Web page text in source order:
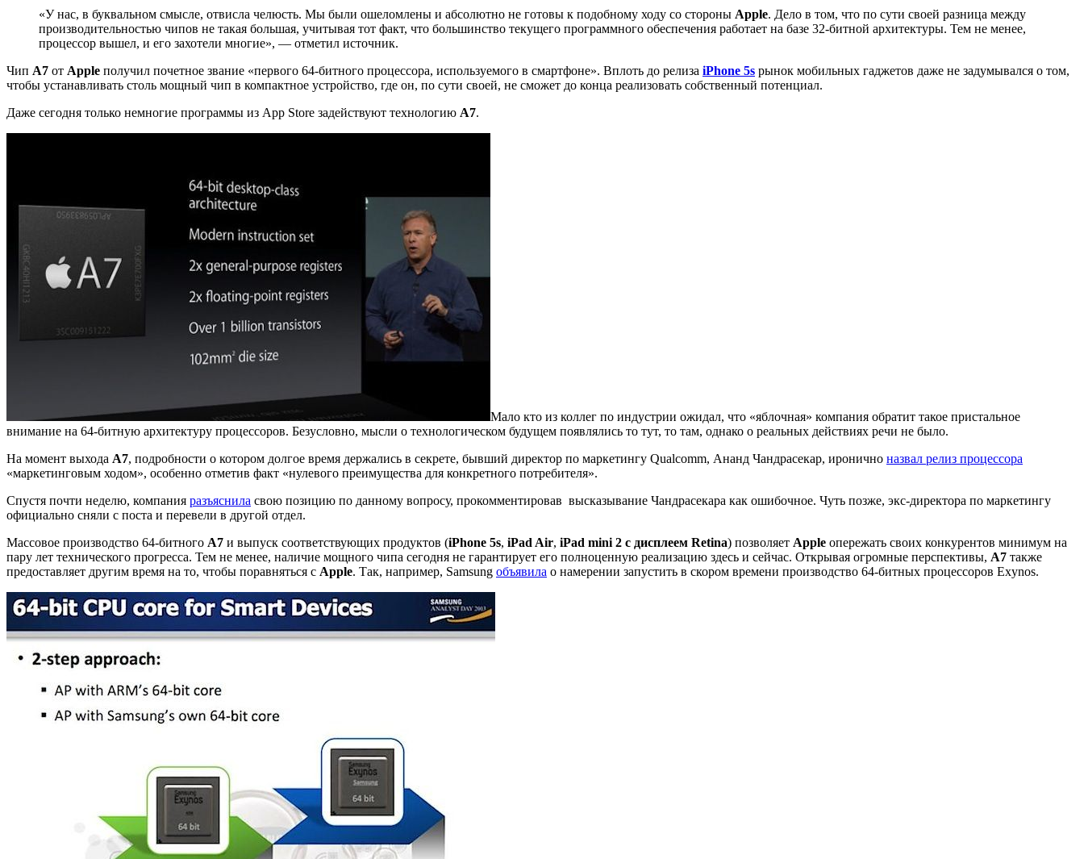
«У нас, в буквальном смысле, отвисла челюсть. Мы были ошеломлены и абсолютно не готовы к подобному ходу со стороны Apple. Дело в том, что по сути своей разница между
производительностью чипов не такая большая, учитывая тот факт, что большинство текущего программного обеспечения работает на базе 32-битной архитектуры. Тем не менее,
процессор вышел, и его захотели многие», — отметил источник.
Чип A7 от Apple получил почетное звание «первого 64-битного процессора, используемого в смартфоне». Вплоть до релиза iPhone 5s рынок мобильных гаджетов даже не задумывался о том,
чтобы устанавливать столь мощный чип в компактное устройство, где он, по сути своей, не сможет до конца реализовать собственный потенциал.
Даже сегодня только немногие программы из App Store задействуют технологию A7.
Мало кто из коллег по индустрии ожидал, что «яблочная» компания обратит такое пристальное
внимание на 64-битную архитектуру процессоров. Безусловно, мысли о технологическом будущем появлялись то тут, то там, однако о реальных действиях речи не было.
На момент выхода A7, подробности о котором долгое время держались в секрете, бывший директор по маркетингу Qualcomm, Ананд Чандрасекар, иронично назвал релиз процессора
«маркетинговым ходом», особенно отметив факт «нулевого преимущества для конкретного потребителя».
Спустя почти неделю, компания разъяснила свою позицию по данному вопросу, прокомментировав высказывание Чандрасекара как ошибочное. Чуть позже, экс-директора по маркетингу
официально сняли с поста и перевели в другой отдел.
Массовое производство 64-битного A7 и выпуск соответствующих продуктов (iPhone 5s, iPad Air, iPad mini 2 с дисплеем Retina) позволяет Apple опережать своих конкурентов минимум на
пару лет технического прогресса. Тем не менее, наличие мощного чипа сегодня не гарантирует его полноценную реализацию здесь и сейчас. Открывая огромные перспективы, A7 также
предоставляет другим время на то, чтобы поравняться с Apple. Так, например, Samsung объявила о намерении запустить в скором времени производство 64-битных процессоров Exynos.